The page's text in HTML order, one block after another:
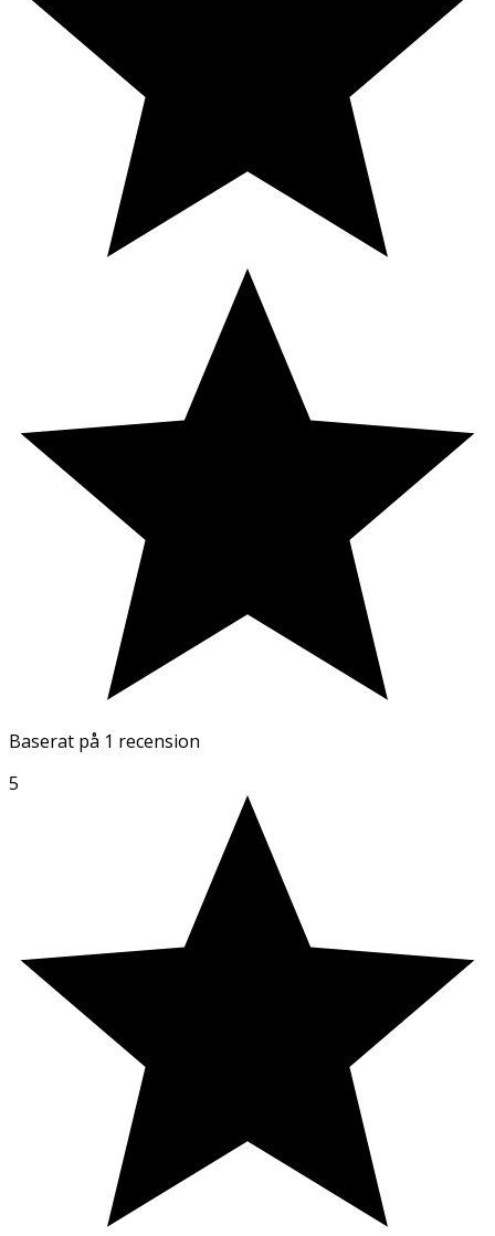
Baserat på 1 recension
5